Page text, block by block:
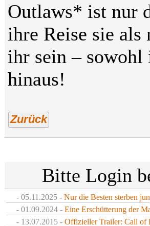
Outlaws* ist nur
ihre Reise sie
ihr sein – sowohl
hinaus!
Zurück
Bitte Login
- 05.11.2025 - Nur die Besten sterben
- 01.09.2024 - Eine Erschütterung der
- 13.07.2015 - Offizieller Trailer: Call of